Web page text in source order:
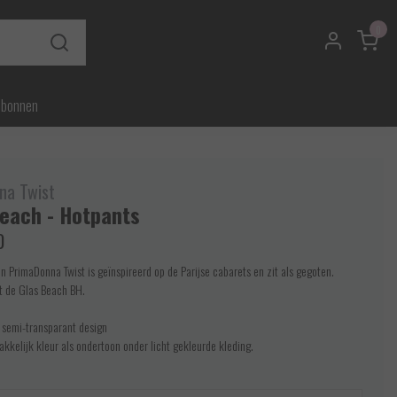
Twist
- Hotpants
PrimaDonna Twist is geïnspireerd op de Parijse cabarets en zit als gegoten.
Glas Beach BH.
transparant design
kleur als ondertoon onder licht gekleurde kleding.